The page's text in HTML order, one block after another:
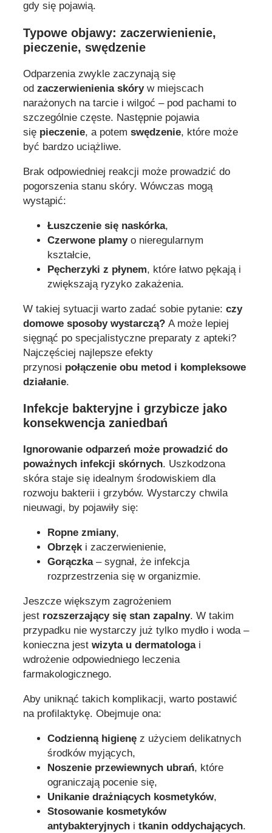
gdy się pojawią.
Typowe objawy: zaczerwienienie,
pieczenie, swędzenie
Odparzenia zwykle zaczynają się
od zaczerwienienia skóryw miejscach
narażonych na tarcie i wilgoć – pod pachami to
szczególnie częste. Następnie pojawia
się pieczenie, a potem swędzenie, które może
być bardzo uciążliwe.
Brak odpowiedniej reakcji może prowadzić do
pogorszenia stanu skóry. Wówczas mogą
wystąpić:
Łuszczenie się naskórka,
Czerwone plamyo nieregularnym
kształcie,
Pęcherzyki z płynem, które łatwo pękają i
zwiększają ryzyko zakażenia.
W takiej sytuacji warto zadać sobie pytanie: czy
domowe sposoby wystarczą? A może lepiej
sięgnąć po specjalistyczne preparaty z apteki?
Najczęściej najlepsze efekty
przynosi połączenie obu metod i kompleksowe
działanie.
Infekcje bakteryjne i grzybicze jako
konsekwencja zaniedbań
Ignorowanie odparzeń może prowadzić do
poważnych infekcji skórnych. Uszkodzona
skóra staje się idealnym środowiskiem dla
rozwoju bakterii i grzybów. Wystarczy chwila
nieuwagi, by pojawiły się:
Ropne zmiany,
Obrzęki zaczerwienienie,
Gorączka– sygnał, że infekcja
rozprzestrzenia się w organizmie.
Jeszcze większym zagrożeniem
jest rozszerzający się stan zapalny. W takim
przypadku nie wystarczy już tylko mydło i woda –
konieczna jest wizyta u dermatologai
wdrożenie odpowiedniego leczenia
farmakologicznego.
Aby uniknąć takich komplikacji, warto postawić
na profilaktykę. Obejmuje ona:
Codzienną higienę z użyciem delikatnych
środków myjących,
Noszenie przewiewnych ubrań, które
ograniczają pocenie się,
Unikanie drażniących kosmetyków,
Stosowanie kosmetyków
antybakteryjnych i tkanin oddychających.